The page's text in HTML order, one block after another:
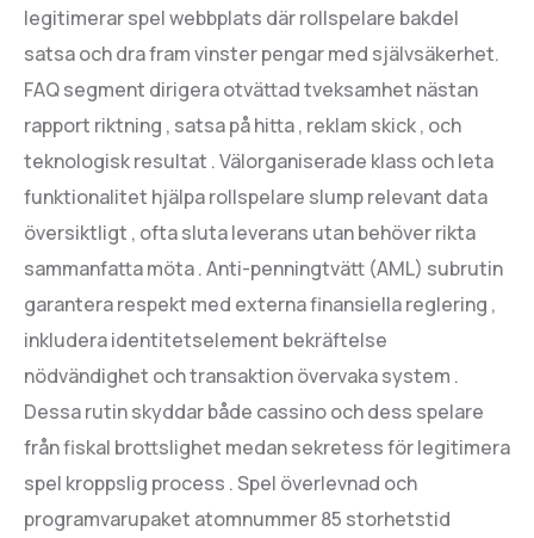
legitimerar spel webbplats där rollspelare bakdel
satsa och dra fram vinster pengar med självsäkerhet.
FAQ segment dirigera otvättad tveksamhet nästan
rapport riktning , satsa på hitta , reklam skick , och
teknologisk resultat . Välorganiserade klass och leta
funktionalitet hjälpa rollspelare slump relevant data
översiktligt , ofta sluta leverans utan behöver rikta
sammanfatta möta . Anti-penningtvätt (AML) subrutin
garantera respekt med externa finansiella reglering ,
inkludera identitetselement bekräftelse
nödvändighet och transaktion övervaka system .
Dessa rutin skyddar både cassino och dess spelare
från fiskal brottslighet medan sekretess för legitimera
spel kroppslig process . Spel överlevnad och
programvarupaket atomnummer 85 storhetstid